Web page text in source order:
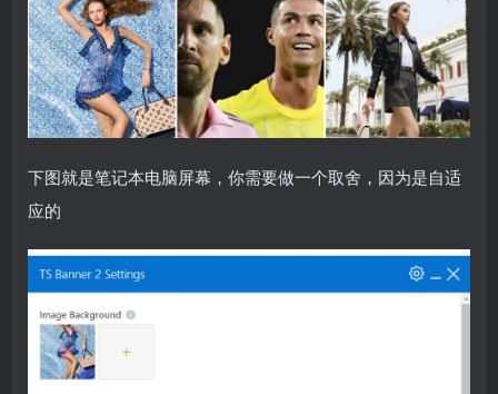
下图就是笔记本电脑屏幕，你需要做一个取舍，因为是自适
应的